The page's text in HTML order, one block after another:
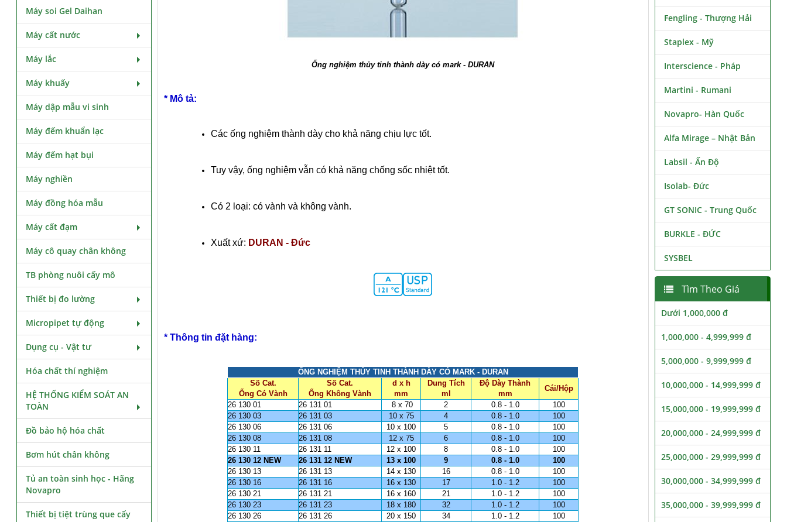
Ống nghiệm thủy tinh thành dày có mark - DURAN
* Mô tả:
Các ống nghiệm thành dày cho khả năng chịu lực tốt.
Tuy vậy, ống nghiệm vẫn có khả năng chống sốc nhiệt tốt.
Có 2 loại: có vành và không vành.
Xuất xứ: DURAN - Đức
* Thông tin đặt hàng:
ỐNG NGHIỆM THỦY TINH THÀNH DÀY CÓ MARK - DURAN
Số Cat.
Ống Có Vành
Số Cat.
Ống Không Vành
d x h
mm
Dung Tích
ml
Độ Dày Thành
mm
Cái/Hộp
26 130 01
26 131 01 8 x 70 2 0.8 - 1.0
100
26 130 03
26 131 03 10 x 75 4 0.8 - 1.0
100
26 130 06
26 131 06 10 x 100 5 0.8 - 1.0
100
26 130 08
26 131 08 12 x 75 6 0.8 - 1.0
100
26 130 11
26 131 11 12 x 100 8 0.8 - 1.0
100
26 130 12 NEW
26 131 12 NEW 13 x 100 9 0.8 - 1.0
100
26 130 13
26 131 13 14 x 130 16 0.8 - 1.0
100
26 130 16
26 131 16 16 x 130 17 1.0 - 1.2
100
26 130 21
26 131 21 16 x 160 21 1.0 - 1.2
100
26 130 23
26 131 23 18 x 180 32 1.0 - 1.2
100
26 130 26
26 131 26 20 x 150 34 1.0 - 1.2
100
Máy soi Gel Daihan
Máy cất nước
Máy lắc
Máy khuấy
Máy dập mẫu vi sinh
Máy đếm khuẩn lạc
Máy đếm hạt bụi
Máy nghiền
Máy đồng hóa mẫu
Máy cất đạm
Máy cô quay chân không
TB phòng nuôi cấy mô
Thiết bị đo lường
Micropipet tự động
Dụng cụ - Vật tư
Hóa chất thí nghiệm
HỆ THỐNG KIỂM SOÁT AN
TOÀN
Đồ bảo hộ hóa chất
Bơm hút chân không
Tủ an toàn sinh học - Hãng
Novapro
Thiết bị tiệt trùng que cấy
Fengling - Thượng Hải
Staplex - Mỹ
Interscience - Pháp
Martini - Rumani
Novapro- Hàn Quốc
Alfa Mirage – Nhật Bản
Labsil - Ấn Độ
Isolab- Đức
GT SONIC - Trung Quốc
BURKLE - ĐỨC
SYSBEL
Tìm Theo Giá
Dưới 1,000,000 đ
1,000,000 - 4,999,999 đ
5,000,000 - 9,999,999 đ
10,000,000 - 14,999,999 đ
15,000,000 - 19,999,999 đ
20,000,000 - 24,999,999 đ
25,000,000 - 29,999,999 đ
30,000,000 - 34,999,999 đ
35,000,000 - 39,999,999 đ